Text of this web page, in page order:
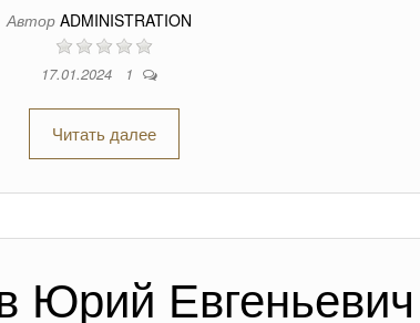
АвторADMINISTRATION
17.01.2024 1
Читать далее
Юрий Евгеньевич